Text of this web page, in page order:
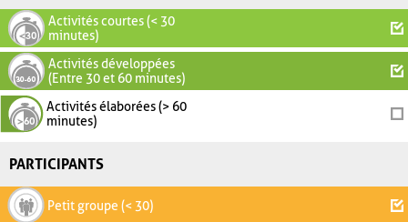
Activités courtes (< 30
minutes)
Activités développées
(Entre 30 et 60 minutes)
Activités élaborées (> 60
minutes)
PARTICIPANTS
Petit groupe (< 30)